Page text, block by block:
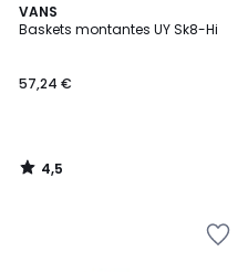
VANS
Baskets montantes UY Sk8-Hi
57,24 €
4,5
/ 5
4,5
/